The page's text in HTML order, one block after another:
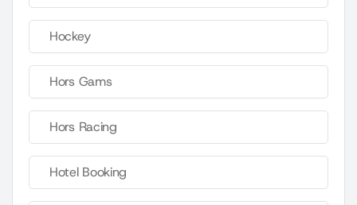
Hockey
Hors Gams
Hors Racing
Hotel Booking